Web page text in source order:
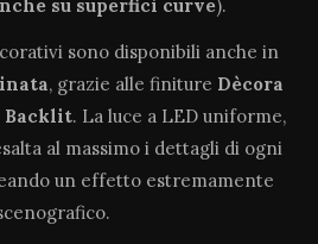
su superfici curve).
sono disponibili anche in
, grazie alle finiture Dècora
Backlit. La luce a LED uniforme,
al massimo i dettagli di ogni
un effetto estremamente